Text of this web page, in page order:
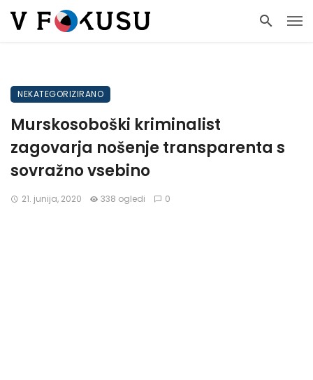
NEKATEGORIZIRANO
Murskosoboški kriminalist
zagovarja nošenje transparenta s
sovražno vsebino
21. junija, 2020 338 ogledi 0